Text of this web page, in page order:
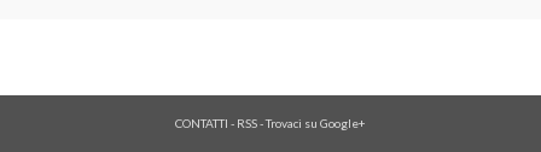
CONTATTI - RSS-Trovaci su Google+